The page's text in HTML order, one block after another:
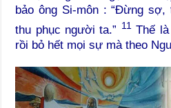
bảo ông Si-môn : “Đừng
thu phục người ta.” 11Thế là
rồi bỏ hết mọi sự mà theo